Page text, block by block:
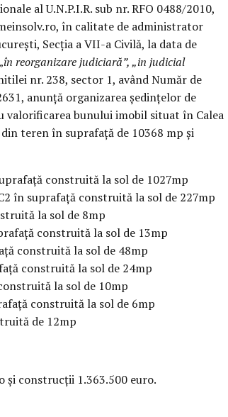
al U.N.P.I.R. sub nr. RFO 0488/2010,
în calitate de administrator
Secția a VII-a Civilă, la data de
în reorganizare judiciară”, „in judicial
nr. 238, sector 1, având Număr de
anunță organizarea ședințelor de
bunului imobil situat în Calea
teren în suprafață de 10368 mp și
construită la sol de 1027mp
în suprafață construită la sol de 227mp
la sol de 8mp
construită la sol de 13mp
construită la sol de 48mp
construită la sol de 24mp
la sol de 10mp
construită la sol de 6mp
de 12mp
și construcții 1.363.500 euro.